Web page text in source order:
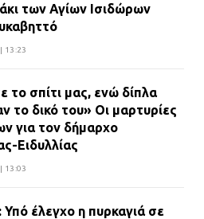
των Αγίων Ισιδώρων
13:23
το σπίτι μας, ενώ δίπλα
το δικό του» Οι μαρτυρίες
για τον δήμαρχο
Ειδυλλίας
13:03
Υπό έλεγχο η πυρκαγιά σε